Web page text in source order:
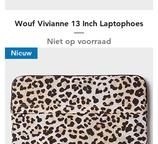
Wouf Vivianne 13 Inch Laptophoes
Niet op voorraad
Nieuw